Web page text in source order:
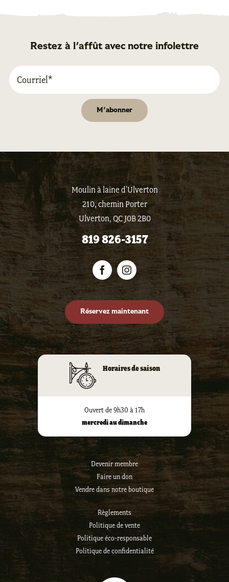
Restez à l'affût avec notre infolettre
Moulin à laine d'Ulverton
210, chemin Porter
Ulverton, QC J0B 2B0
819 826-3157
Horaires de saison
Ouvert de 9h30 à 17h
mercredi au dimanche
Devenir membre
Faire un don
Vendre dans notre boutique
Règlements
Politique de vente
Politique éco-responsable
Politique de confidentialité
Réservez maintenant